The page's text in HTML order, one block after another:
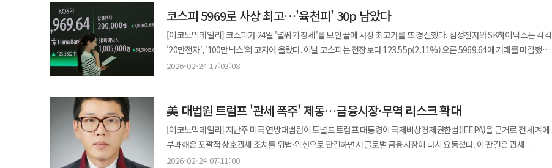
특히 미국은 한국의 핵심 수출 시장 가운데 하나로 반도체와 자동차, 배터리, 기계 등 주요 산업 대부분이 미국 시장과
밀접하게 연결돼 있다. 산업별로 보면 반도체 산업은 직접적인 관세 대상이 아니더라도 장비와 소재, 데이터센터 투자 등
공급망 전반이 미국과 긴밀히 연결돼 있어 정책 변화에 민감하게 반응할 가능성이 크다. 자동차 산업 역시 미국 시장
비중이 높아 추가 관세나 통상 압박이 현실화할 경우 가격 경쟁력에 상당한 영향을 받을 수 있다. 최근 급성장한 전기차
자발적으로 제한하는 ‘자율 규제’를 받아들였고 이후 대미 투자 확대를 통해 갈등을 완화하는 전략을 선택해야 했다.
한국 역시 비슷한 방식의 압박에 직면할 가능성이 있다는 관측이 나온다. 전통적인 자유무역협정 체계가 트럼프식 통상
전략 앞에서 약해질 수 있다는 점도 변수다. 한국은 이미 한미 자유무역협정(FTA)을 통해 상당한 수준의 시장 개방과
교역 규범을 유지하고 있지만 트럼프 행정부는 이러한 기존 통상 질서보다 자국 산업 보호를 우선하는 정책 기조를 보여
왔다. 이 때문에 협상 과정에서 미국 내 투자 확대나 공급망 이전 요구가 동시에 제기될 수 있다는 전망도 나온다.
화학, 전자, 에너지 제품, 유리, 기계, 비철금속, 종이, 플라스틱, 가공식품 및 음료, 로봇, 위성, 반도체, 선박, 태양광 모듈,
철강, 운송 장비 등을 과잉 생산 산업으로 지목했다. 미국 정부는 이들 산업에서 주요 국가들이 필요 이상의 생산을
확대하면서 세계 무역 불균형이 심화됐고 그 부담이 미국 산업과 고용 시장에 전가되고 있다고 주장하고 있다. 결국 이번
301조 조사는 트럼프 대통령이 제조업 부흥과 일자리 창출을 명분으로 추진했던 상호관세 정책을 새로운 관세 체계로
대체하기 위한 절차로 해석된다. 301조 조사는 외국 정부의 불공정 무역 관행을 근거로 관세 등 보복 조치를 취하는
동일하게 유지된다”고 말했다. 이는 대법원 판결로 무효가 된 상호관세의 ‘빈자리’를 301조 조사로 채우겠다는 의도를
사실상 인정한 발언으로 해석된다. 트럼프 행정부는 이번 조사를 가능한 한 신속하게 진행할 방침이다. 현재 적용 중인
글로벌 관세의 유효 기간이 오는 7월 하순 종료될 예정이기 때문이다. 한국 정부는 미국의 301조 조사 개시와 관련해
성장세를 이어갈 것으로 내다봤다. 다만 미국 상호관세 무효화 판결 이후 전망의 불확실성은 이전보다 확대된 것으로
진단했다. 특히 글로벌 반도체 경기는 AI 모델 활용이 학습에서 추론으로 확장되면서 메모리 중심의 상승세가 지속되고
있으나 관세·투자조정 등 세계교역 불확실성 지속으로 하방 리스크도 높다고 평가했다. 대내여건 측면에서는
대내적으로는 정보기술(IT)기업 실적 호조와 주가 상승 등으로 소득 여건이 개선되고 소비심리도 회복 흐름을 보이고
있다고 진단했다. 다만 비IT 부문 부진과 외환·금융시장 변동성은 위험 요인으로 지적됐다. 한국은행은 1분기에는 국내
기저효과가 더해지면서 성장률이 당초 예상(0.3%)을 상회해 0.9% 수준에 근접할 것으로 전망했다. 이어 2분기
이후에도 소득 여건 개선과 글로벌 AI 투자 호조 등에 힘입어 소비와 수출 증가 흐름이 이어질 것으로 내다봤다. 다만
건설 등 비IT 부문의 회복이 제한적이어서 성장세를 일부 제약할 것으로 예측했다. 오는 2027년 성장률은 1.8%로
전망됐다. 내수 회복세가 지속되는 가운데 세계경제 성장세와 반도체 공급능력 확충이 수출 증가를 뒷받침할 것이라는
분석이다. 소비자물가 상승률은 수요 측 압력이 제한적인 가운데 전자기기·보험료 등 일부 품목의 비용 상승 영향을
코스피 5969로 사상 최고…'육천피' 30p 남았다
[이코노믹데일리] 코스피가 24일 '널뛰기 장세'를 보인 끝에 사상 최고가를 또 경신했다. 삼성전자와 SK하이닉스는 각각
'20만전자', '100만닉스'의 고지에 올랐다. 이날 코스피는 전장보다 123.55p(2.11%) 오른 5969.64에 거래를 마감했다.
이로써 '육천피'(코스피 6000)까지는 불과 30.36p만 남겼다. 지수는 전장 대비 7.39p(0.13%) 상승한 5853.48에
순매수하며 지수 상승을 견인했다. 외국인은 코스피200선물시장에서도 581억원 매도 우위였다. 간밤 뉴욕증시는 3대
주가지수가 모두 1% 넘게 밀렸다. 23일(미국 동부시간) 뉴욕증권거래소(NYSE)에서 다우존스30산업평균지수는
전장보다 821.91p(1.66%) 떨어진 4만8804.06에 거래를 마감했다. S&P500지수는 71.76p(1.04%) 하락한 6837.75,
나스닥종합지수는 258.80p(1.13%) 내린 2만2627.27에 장을 마쳤다. 미국 연방대법원이 도널드 트럼프 미국 대통령의
2026-02-24 17:03:08
美 대법원 트럼프 '관세 폭주' 제동…금융시장·무역 리스크 확대
[이코노믹데일리] 지난주 미국 연방대법원이 도널드 트럼프 대통령이 국제비상경제권한법(IEEPA)을 근거로 전 세계에
부과해온 포괄적 상호관세 조치를 위법·위헌으로 판결하면서 글로벌 금융시장이 다시 요동쳤다. 이 판결은 관세
정책에서 행정부의 일방적 권한 행사가 헌법적으로 제한된다는 원칙을 재확인한 것으로 트럼프식 보호무역의 핵심
2026-02-24 07:11:00